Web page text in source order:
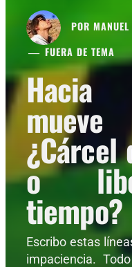
POR MANUEL
FUERA DE TEMA
Hacia
¿Cárcel
o
tiempo?
Escribo estas
impaciencia.